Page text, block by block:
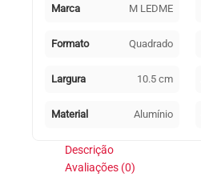
Marca M LEDME
Formato Quadrado
Largura 10.5 cm
Material Alumínio
Descrição
Avaliações (0)